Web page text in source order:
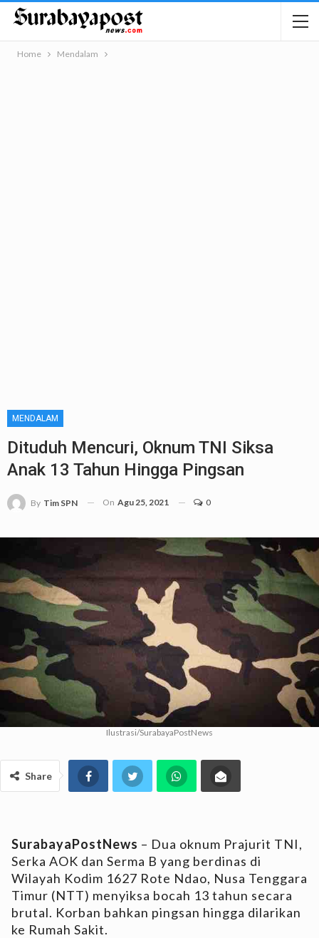
Home Mendalam
MENDALAM
Dituduh Mencuri, Oknum TNI Siksa
Anak 13 Tahun Hingga Pingsan
By Tim SPN On Agu 25, 2021 0
Ilustrasi/SurabayaPostNews
Share
SurabayaPostNews – Dua oknum Prajurit TNI,
Serka AOK dan Serma B yang berdinas di
Wilayah Kodim 1627 Rote Ndao, Nusa Tenggara
Timur (NTT) menyiksa bocah 13 tahun secara
brutal. Korban bahkan pingsan hingga dilarikan
ke Rumah Sakit.